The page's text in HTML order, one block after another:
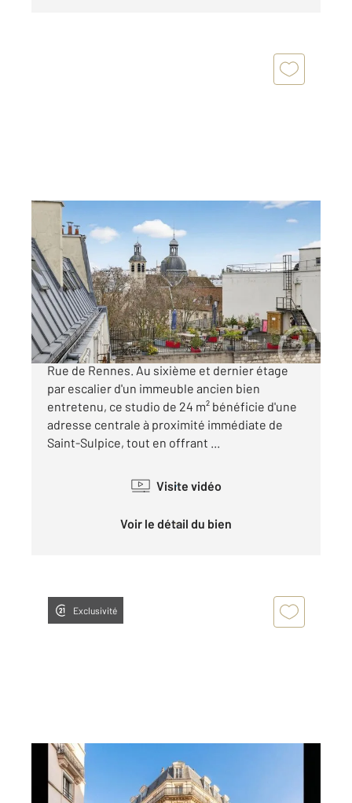
PARIS 75006
24 m2, 1 pièce
Ref : 531
Appartement Studio à vendre
348 000 €
Paris 6ème : Métros Rennes et Saint-Sulpice -
Rue de Rennes. Au sixième et dernier étage
par escalier d'un immeuble ancien bien
entretenu, ce studio de 24 m² bénéficie d'une
adresse centrale à proximité immédiate de
Saint-Sulpice, tout en offrant ...
Visite vidéo
Voir le détail du bien
Exclusivité
PARIS 75014
30 m2, 1 pièce
Ref : 528